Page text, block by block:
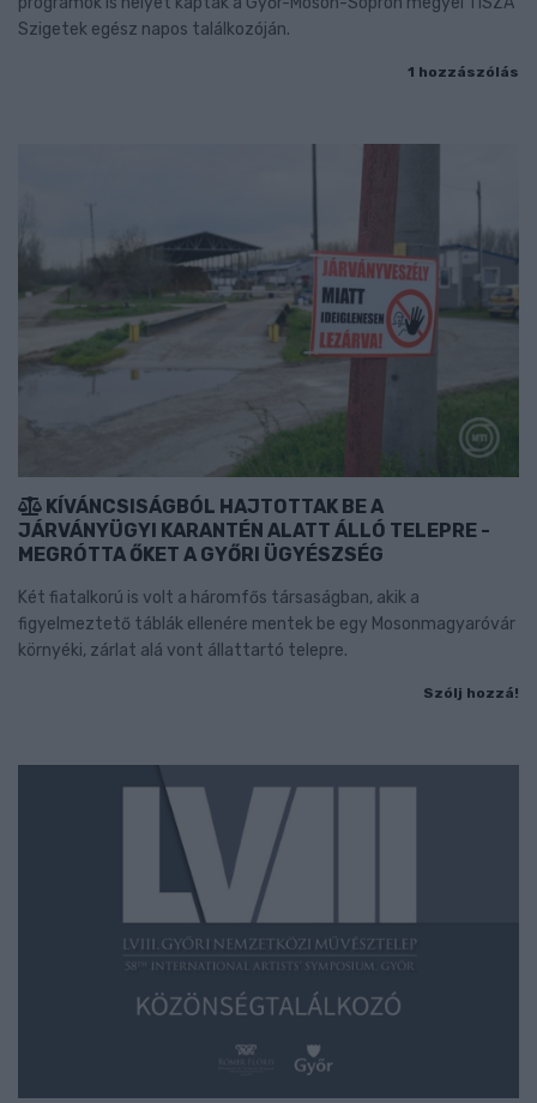
Szigetek egész napos találkozóján.
1 hozzászólás
KÍVÁNCSISÁGBÓL HAJTOTTAK BE A
JÁRVÁNYÜGYI KARANTÉN ALATT ÁLLÓ TELEPRE -
MEGRÓTTA ŐKET A GYŐRI ÜGYÉSZSÉG
Két fiatalkorú is volt a háromfős társaságban, akik a
figyelmeztető táblák ellenére mentek be egy Mosonmagyaróvár
környéki, zárlat alá vont állattartó telepre.
Szólj hozzá!